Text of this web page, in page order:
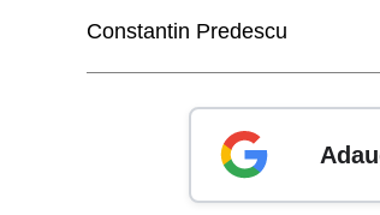
Constantin Predescu